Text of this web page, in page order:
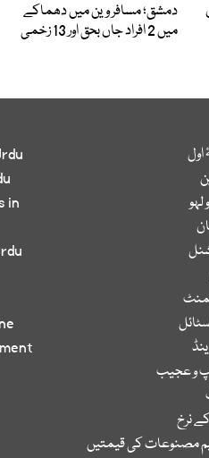
دمشق؛ مسافر وین میں دھماکے
میں 2 افراد جاں بحق اور 13 زخمی
لہو
و عجیب
نرخ
مصنوعات کی قیمتیں
in